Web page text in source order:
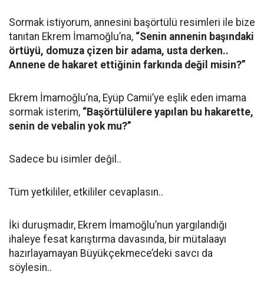
Sormak istiyorum, annesini başörtülü resimleri ile bize
tanıtan Ekrem İmamoğlu’na, “Senin annenin başındaki
örtüyü, domuza çizen bir adama, usta derken..
Annene de hakaret ettiğinin farkında değil misin?”
Ekrem İmamoğlu’na, Eyüp Camii’ye eşlik eden imama
sormak isterim, “Başörtülülere yapılan bu hakarette,
senin de vebalin yok mu?”
Sadece bu isimler değil..
Tüm yetkililer, etkililer cevaplasın..
İki duruşmadır, Ekrem İmamoğlu’nun yargılandığı
ihaleye fesat karıştırma davasında, bir mütalaayı
hazırlayamayan Büyükçekmece’deki savcı da
söylesin..